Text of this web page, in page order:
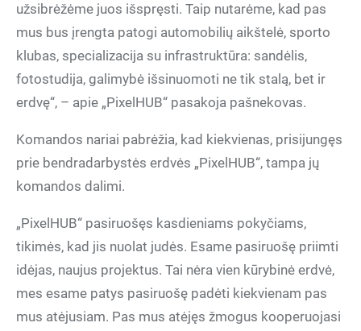
užsibrėžėme juos išspręsti. Taip nutarėme, kad pas
mus bus įrengta patogi automobilių aikštelė, sporto
klubas, specializacija su infrastruktūra: sandėlis,
fotostudija, galimybė išsinuomoti ne tik stalą, bet ir
erdvę“, – apie „PixelHUB“ pasakoja pašnekovas.
Komandos nariai pabrėžia, kad kiekvienas, prisijungęs
prie bendradarbystės erdvės „PixelHUB“, tampa jų
komandos dalimi.
„PixelHUB“ pasiruošęs kasdieniams pokyčiams,
tikimės, kad jis nuolat judės. Esame pasiruošę priimti
idėjas, naujus projektus. Tai nėra vien kūrybinė erdvė,
mes esame patys pasiruošę padėti kiekvienam pas
mus atėjusiam. Pas mus atėjęs žmogus kooperuojasi